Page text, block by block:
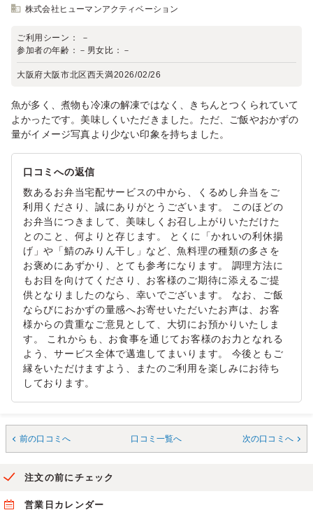
株式会社ヒューマンアクティベーション
ご利用シーン：
－
参加者の年齢： － 男女比： －
大阪府大阪市北区西天満2026/02/26
魚が多く、煮物も冷凍の解凍ではなく、きちんとつくられていて
よかったです。美味しくいただきました。ただ、ご飯やおかずの
量がイメージ写真より少ない印象を持ちました。
口コミへの返信
数あるお弁当宅配サービスの中から、くるめし弁当をご
利用くださり、誠にありがとうございます。 このほどの
お弁当につきまして、美味しくお召し上がりいただけた
とのこと、何よりと存じます。 とくに「かれいの利休揚
げ」や「鯖のみりん干し」など、魚料理の種類の多さを
お褒めにあずかり、とても参考になります。 調理方法に
もお目を向けてくださり、お客様のご期待に添えるご提
供となりましたのなら、幸いでございます。 なお、ご飯
ならびにおかずの量感へお寄せいただいたお声は、お客
様からの貴重なご意見として、大切にお預かりいたしま
す。 これからも、お食事を通じてお客様のお力となれる
よう、サービス全体で邁進してまいります。 今後ともご
縁をいただけますよう、またのご利用を楽しみにお待ち
しております。
前の口コミへ 口コミ一覧へ 次の口コミへ
注文の前にチェック
営業日カレンダー